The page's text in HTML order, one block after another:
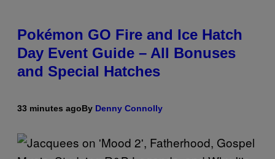
Pokémon GO Fire and Ice Hatch
Day Event Guide – All Bonuses
and Special Hatches
33 minutes agoBy Denny Connolly